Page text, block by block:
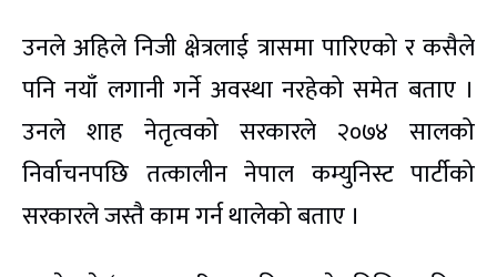
उनले अहिले निजी क्षेत्रलाई त्रासमा पारिएको र कसैले
पनि नयाँ लगानी गर्ने अवस्था नरहेको समेत बताए ।
उनले शाह नेतृत्वको सरकारले २०७४ सालको
निर्वाचनपछि तत्कालीन नेपाल कम्युनिस्ट पार्टीको
सरकारले जस्तै काम गर्न थालेको बताए ।